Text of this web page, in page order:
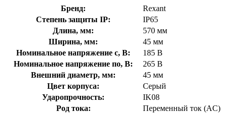
Бренд:
Rexant
Степень защиты IP:
IP65
Длина, мм:
570 мм
Ширина, мм:
45 мм
Номинальное напряжение с, В:
185 В
Номинальное напряжение по, В:
265 В
Внешний диаметр, мм:
45 мм
Цвет корпуса:
Серый
Ударопрочность:
IK08
Род тока:
Переменный ток (AC)